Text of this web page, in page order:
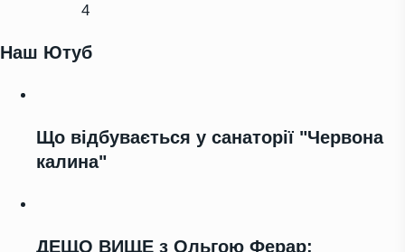
4
Наш Ютуб
Що відбувається у санаторії "Червона
калина"
ДЕЩО ВИЩЕ з Ольгою Ферар: